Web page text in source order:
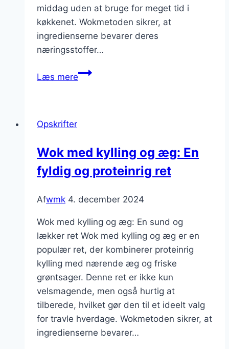
middag uden at bruge for meget tid i
køkkenet. Wokmetoden sikrer, at
ingredienserne bevarer deres
næringsstoffer…
Læs mereWok
en
hurtig
Opskrifter
Wok med kylling og æg: En
fyldig og proteinrig ret
Afwmk 4. december 2024
Wok med kylling og æg: En sund og
lækker ret Wok med kylling og æg er en
populær ret, der kombinerer proteinrig
kylling med nærende æg og friske
grøntsager. Denne ret er ikke kun
velsmagende, men også hurtig at
tilberede, hvilket gør den til et ideelt valg
for travle hverdage. Wokmetoden sikrer, at
ingredienserne bevarer…